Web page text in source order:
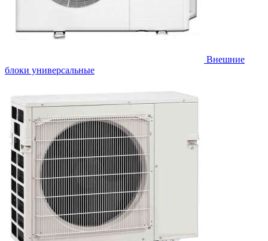
Внешние
блоки универсальные